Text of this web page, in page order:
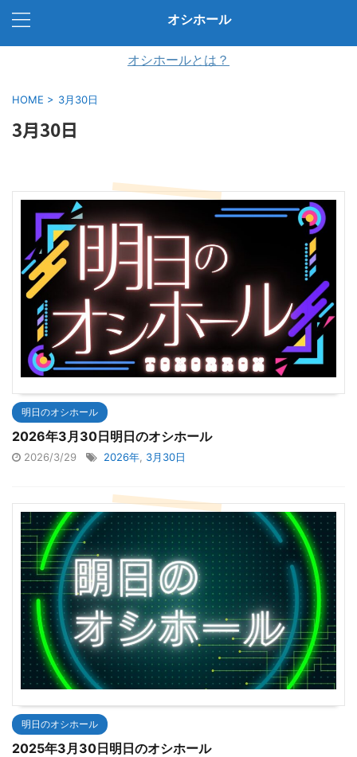
オシホール
オシホールとは？
HOME > 3月30日
3月30日
明日のオシホール
2026年3月30日明日のオシホール
2026/3/29 2026年 3月30日
明日のオシホール
2025年3月30日明日のオシホール